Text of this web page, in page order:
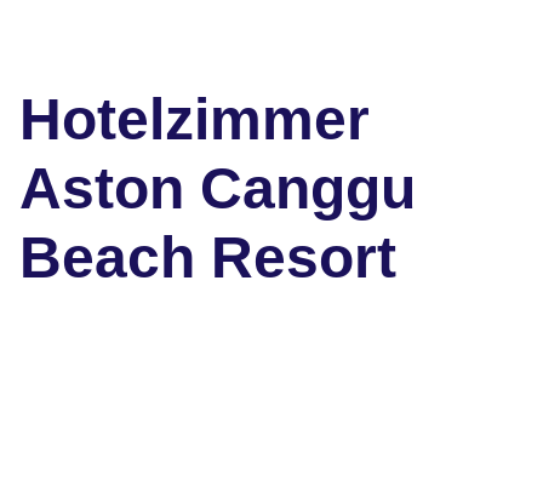
Hotelzimmer
Aston Canggu
Beach Resort